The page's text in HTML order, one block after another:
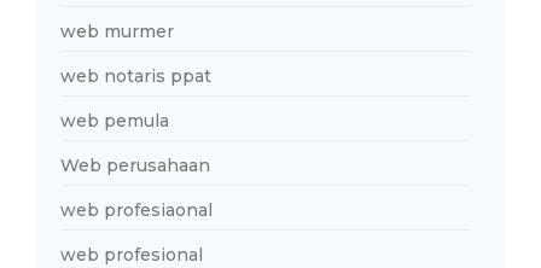
web murmer
web notaris ppat
web pemula
Web perusahaan
web profesiaonal
web profesional